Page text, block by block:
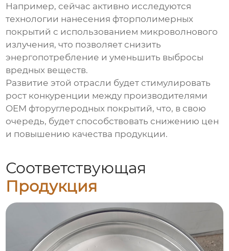
Например, сейчас активно исследуются
технологии нанесения фторполимерных
покрытий с использованием микроволнового
излучения, что позволяет снизить
энергопотребление и уменьшить выбросы
вредных веществ.
Развитие этой отрасли будет стимулировать
рост конкуренции между производителями
OEM фторуглеродных покрытий, что, в свою
очередь, будет способствовать снижению цен
и повышению качества продукции.
Соответствующая
Продукция